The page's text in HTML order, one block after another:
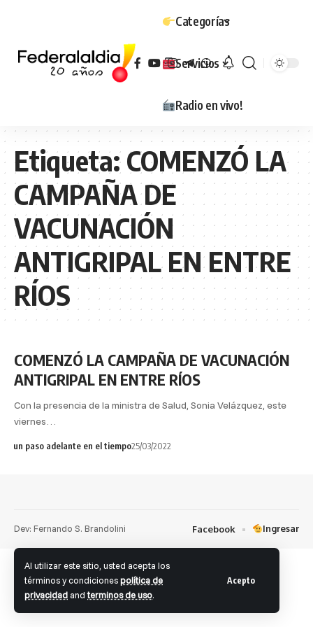
Al utilizar este sitio, usted acepta los
términos y condicionespolítica de
privacidad andterminos de uso.
Acepto
Categorías
Servicios
Radio en vivo!
Etiqueta:COMENZÓ LA
CAMPAÑA DE
VACUNACIÓN
ANTIGRIPAL EN ENTRE
RÍOS
COMENZÓ LA CAMPAÑA DE VACUNACIÓN
ANTIGRIPAL EN ENTRE RÍOS
Con la presencia de la ministra de Salud, Sonia Velázquez, este
viernes…
un paso adelante en el tiempo25/03/2022
Dev: Fernando S. Brandolini Facebook Ingresar